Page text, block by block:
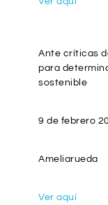
Ante críticas
para
sostenible
9 de febrero
Ameliarueda
Ver aquí